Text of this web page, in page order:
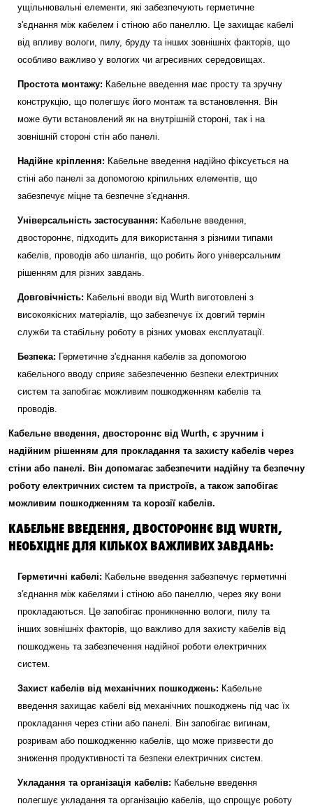
ущільнювальні елементи, які забезпечують герметичне
з'єднання між кабелем і стіною або панеллю. Це захищає кабелі
від впливу вологи, пилу, бруду та інших зовнішніх факторів, що
особливо важливо у вологих чи агресивних середовищах.
Простота монтажу: Кабельне введення має просту та зручну
конструкцію, що полегшує його монтаж та встановлення. Він
може бути встановлений як на внутрішній стороні, так і на
зовнішній стороні стін або панелі.
Надійне кріплення: Кабельне введення надійно фіксується на
стіні або панелі за допомогою кріпильних елементів, що
забезпечує міцне та безпечне з'єднання.
Універсальність застосування: Кабельне введення,
двостороннє, підходить для використання з різними типами
кабелів, проводів або шлангів, що робить його універсальним
рішенням для різних завдань.
Довговічність: Кабельні вводи від Wurth виготовлені з
високоякісних матеріалів, що забезпечує їх довгий термін
служби та стабільну роботу в різних умовах експлуатації.
Безпека: Герметичне з'єднання кабелів за допомогою
кабельного вводу сприяє забезпеченню безпеки електричних
систем та запобігає можливим пошкодженням кабелів та
проводів.
Кабельне введення, двостороннє від Wurth, є зручним і
надійним рішенням для прокладання та захисту кабелів через
стіни або панелі. Він допомагає забезпечити надійну та безпечну
роботу електричних систем та пристроїв, а також запобігає
можливим пошкодженням та корозії кабелів.
КАБЕЛЬНЕ ВВЕДЕННЯ, ДВОСТОРОННЄ ВІД WURTH,
НЕОБХІДНЕ ДЛЯ КІЛЬКОХ ВАЖЛИВИХ ЗАВДАНЬ:
Герметичні кабелі: Кабельне введення забезпечує герметичні
з'єднання між кабелями і стіною або панеллю, через яку вони
прокладаються. Це запобігає проникненню вологи, пилу та
інших зовнішніх факторів, що важливо для захисту кабелів від
пошкоджень та забезпечення надійної роботи електричних
систем.
Захист кабелів від механічних пошкоджень: Кабельне
введення захищає кабелі від механічних пошкоджень під час їх
прокладання через стіни або панелі. Він запобігає вигинам,
розривам або пошкодженню кабелів, що може призвести до
зниження продуктивності та безпеки електричних систем.
Укладання та організація кабелів: Кабельне введення
полегшує укладання та організацію кабелів, що спрощує роботу